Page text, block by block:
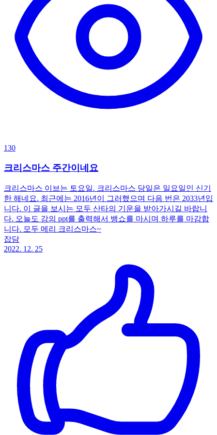
130
크리스마스 주간이네요
크리스마스 이브는 토요일. 크리스마스 당일은 일요일인 신기
한 해네요. 최근에는 2016년이 그러했으며 다음 번은 2033년입
니다. 이 글을 보시는 모두 산타의 기운을 받아가시길 바랍니
다. 오늘도 강의 ppt를 출력해서 뱅쇼를 마시며 하루를 마감합
니다. 모두 메리 크리스마스~
잡담
2022. 12. 25